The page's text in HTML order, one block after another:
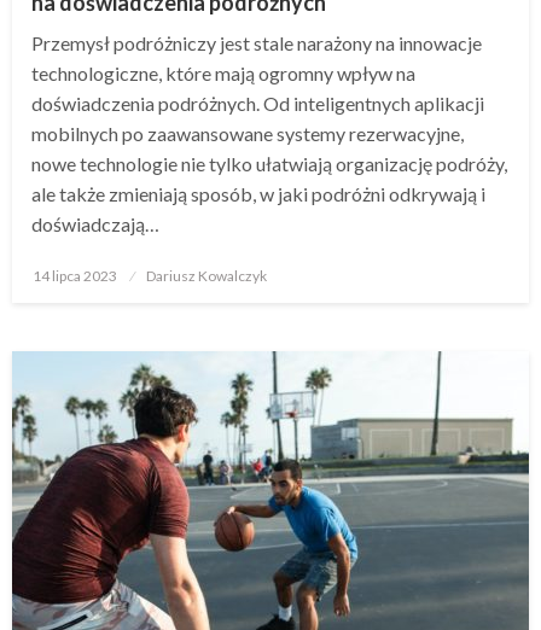
Przemysł podróżniczy jest stale narażony na innowacje
technologiczne, które mają ogromny wpływ na
doświadczenia podróżnych. Od inteligentnych aplikacji
mobilnych po zaawansowane systemy rezerwacyjne,
nowe technologie nie tylko ułatwiają organizację podróży,
ale także zmieniają sposób, w jaki podróżni odkrywają i
doświadczają…
Opublikowane
14 lipca 2023 Dariusz Kowalczyk